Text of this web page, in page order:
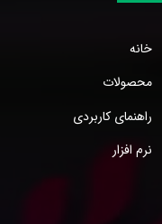
خانه
محصولات
راهنمای کاربردی
نرم افزار